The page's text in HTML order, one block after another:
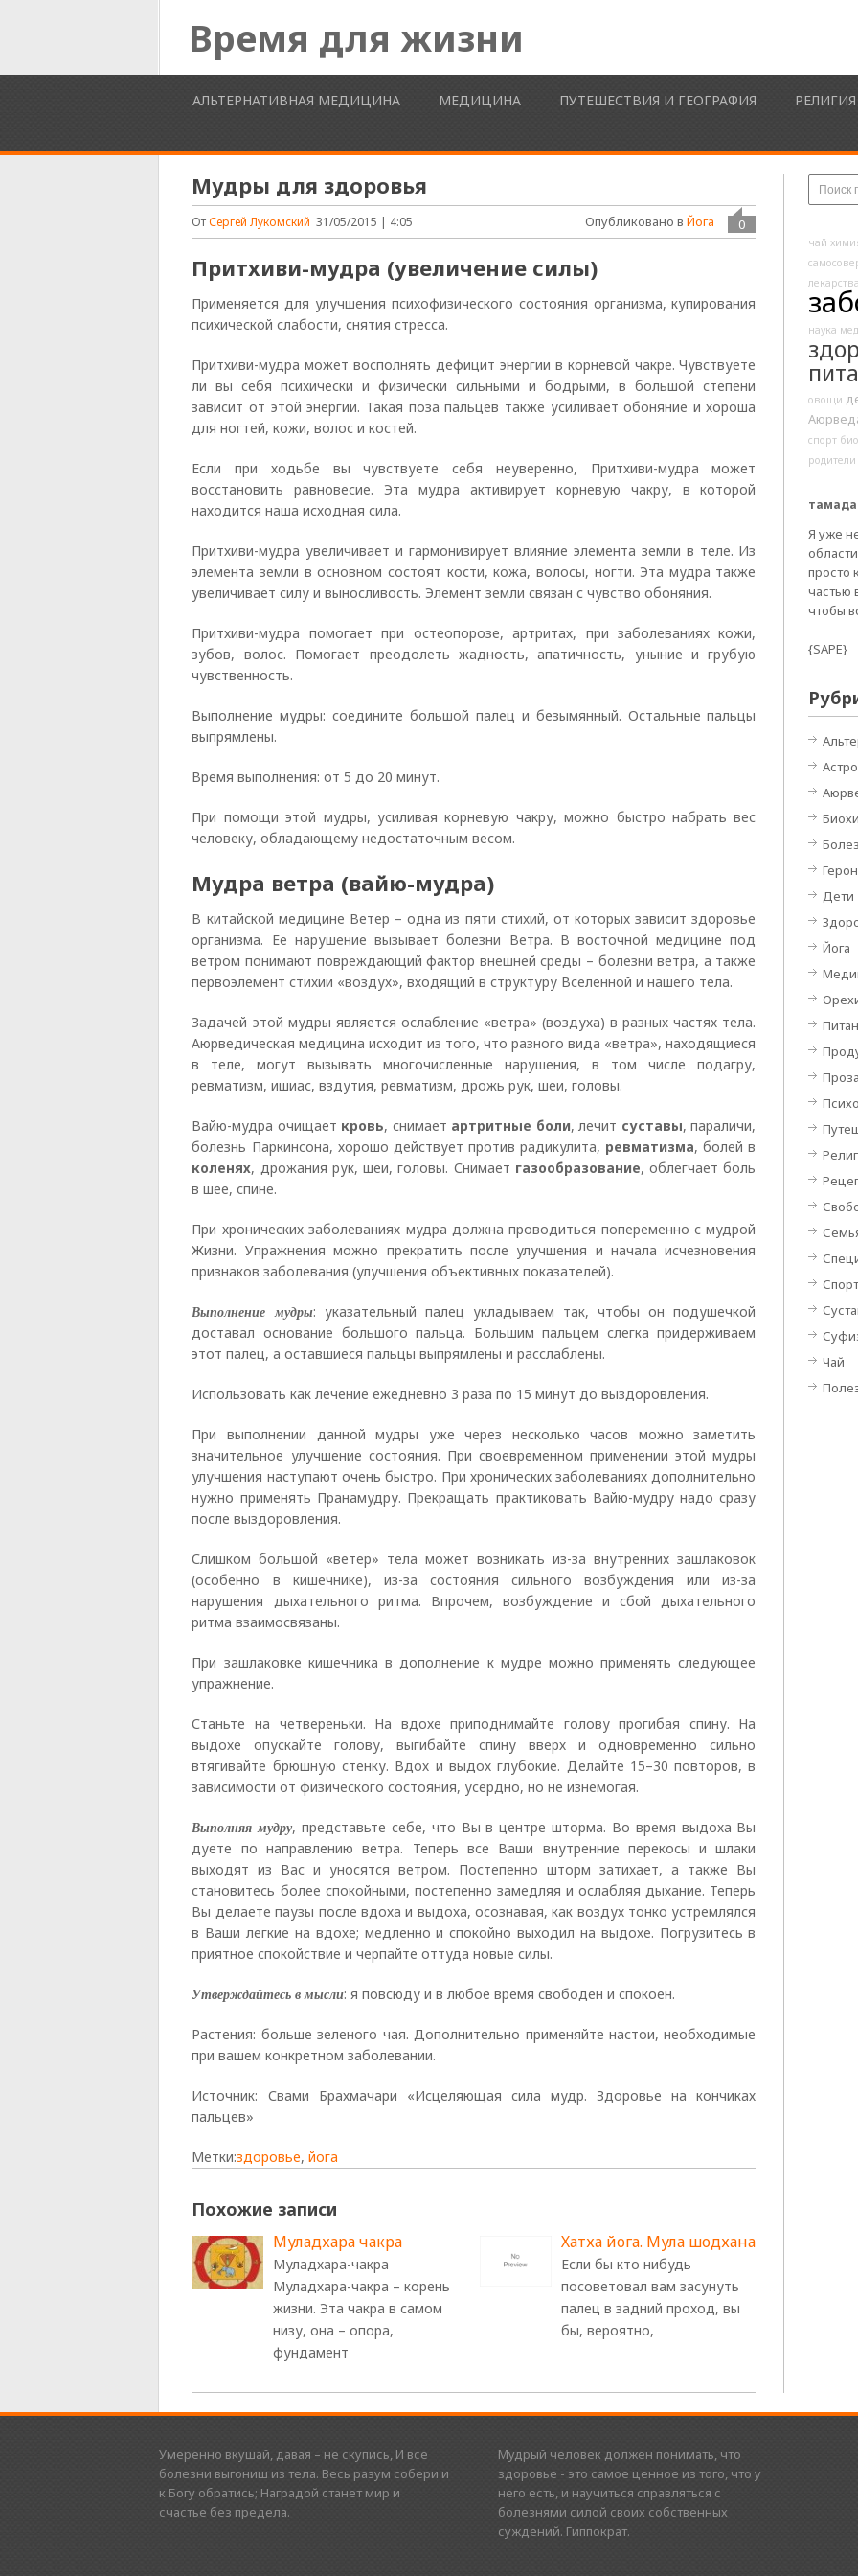
Время для жизни
АЛЬТЕРНАТИВНАЯ МЕДИЦИНА МЕДИЦИНА ПУТЕШЕСТВИЯ И ГЕОГРАФИЯ РЕЛИГИЯ
Мудры для здоровья
ОтСергей Лукомский 31/05/2015 | 4:05 0
Опубликовано вЙога
Притхиви-мудра (увеличение силы)
Применяется для улучшения психофизического состояния организма, купирования
психической слабости, снятия стресса.
Притхиви-мудра может восполнять дефицит энергии в корневой чакре. Чувствуете
ли вы себя психически и физически сильными и бодрыми, в большой степени
зависит от этой энергии. Такая поза пальцев также усиливает обоняние и хороша
для ногтей, кожи, волос и костей.
Если при ходьбе вы чувствуете себя неуверенно, Притхиви-мудра может
восстановить равновесие. Эта мудра активирует корневую чакру, в которой
находится наша исходная сила.
Притхиви-мудра увеличивает и гармонизирует влияние элемента земли в теле. Из
элемента земли в основном состоят кости, кожа, волосы, ногти. Эта мудра также
увеличивает силу и выносливость. Элемент земли связан с чувство обоняния.
Притхиви-мудра помогает при остеопорозе, артритах, при заболеваниях кожи,
зубов, волос. Помогает преодолеть жадность, апатичность, уныние и грубую
чувственность.
Выполнение мудры: соедините большой палец и безымянный. Остальные пальцы
выпрямлены.
Время выполнения: от 5 до 20 минут.
При помощи этой мудры, усиливая корневую чакру, можно быстро набрать вес
человеку, обладающему недостаточным весом.
Мудра ветра (вайю-мудра)
В китайской медицине Ветер – одна из пяти стихий, от которых зависит здоровье
организма. Ее нарушение вызывает болезни Ветра. В восточной медицине под
ветром понимают повреждающий фактор внешней среды – болезни ветра, а также
первоэлемент стихии «воздух», входящий в структуру Вселенной и нашего тела.
Задачей этой мудры является ослабление «ветра» (воздуха) в разных частях тела.
Аюрведическая медицина исходит из того, что разного вида «ветра», находящиеся
в теле, могут вызывать многочисленные нарушения, в том числе подагру,
ревматизм, ишиас, вздутия, ревматизм, дрожь рук, шеи, головы.
Вайю-мудра очищает кровь, снимает артритные боли, лечит суставы, параличи,
болезнь Паркинсона, хорошо действует против радикулита, ревматизма, болей в
коленях, дрожания рук, шеи, головы. Снимает газообразование, облегчает боль
в шее, спине.
При хронических заболеваниях мудра должна проводиться попеременно с мудрой
Жизни. Упражнения можно прекратить после улучшения и начала исчезновения
признаков заболевания (улучшения объективных показателей).
Выполнение мудры: указательный палец укладываем так, чтобы он подушечкой
доставал основание большого пальца. Большим пальцем слегка придерживаем
этот палец, а оставшиеся пальцы выпрямлены и расслаблены.
Использовать как лечение ежедневно 3 раза по 15 минут до выздоровления.
При выполнении данной мудры уже через несколько часов можно заметить
значительное улучшение состояния. При своевременном применении этой мудры
улучшения наступают очень быстро. При хронических заболеваниях дополнительно
нужно применять Пранамудру. Прекращать практиковать Вайю-мудру надо сразу
после выздоровления.
Слишком большой «ветер» тела может возникать из-за внутренних зашлаковок
(особенно в кишечнике), из-за состояния сильного возбуждения или из-за
нарушения дыхательного ритма. Впрочем, возбуждение и сбой дыхательного
ритма взаимосвязаны.
При зашлаковке кишечника в дополнение к мудре можно применять следующее
упражнение.
Станьте на четвереньки. На вдохе приподнимайте голову прогибая спину. На
выдохе опускайте голову, выгибайте спину вверх и одновременно сильно
втягивайте брюшную стенку. Вдох и выдох глубокие. Делайте 15–30 повторов, в
зависимости от физического состояния, усердно, но не изнемогая.
Выполняя мудру, представьте себе, что Вы в центре шторма. Во время выдоха Вы
дуете по направлению ветра. Теперь все Ваши внутренние перекосы и шлаки
выходят из Вас и уносятся ветром. Постепенно шторм затихает, а также Вы
становитесь более спокойными, постепенно замедляя и ослабляя дыхание. Теперь
Вы делаете паузы после вдоха и выдоха, осознавая, как воздух тонко устремлялся
в Ваши легкие на вдохе; медленно и спокойно выходил на выдохе. Погрузитесь в
приятное спокойствие и черпайте оттуда новые силы.
Утверждайтесь в мысли: я повсюду и в любое время свободен и спокоен.
Растения: больше зеленого чая. Дополнительно применяйте настои, необходимые
при вашем конкретном заболевании.
Источник: Свами Брахмачари «Исцеляющая сила мудр. Здоровье на кончиках
пальцев»
Метки:здоровье,йога
Похожие записи
Муладхара чакра
Муладхара-чакра
Муладхара-чакра – корень
жизни. Эта чакра в самом
низу, она – опора,
фундамент
Хатха йога. Мула шодхана
Если бы кто нибудь
посоветовал вам засунуть
палец в задний проход, вы
бы, вероятно,
чай
лекарства
наука
овощи
спорт
родители
Я уже
просто
частью
чтобы
{SAPE}
Дети
Йога
Проза
Спорт
Чай
Умеренно вкушай, давая – не скупись, И все
болезни выгониш из тела. Весь разум собери и
к Богу обратись; Наградой станет мир и
счастье без предела.
Мудрый человек должен понимать, что
здоровье - это самое ценное из того, что у
него есть, и научиться справляться с
болезнями силой своих собственных
суждений. Гиппократ.